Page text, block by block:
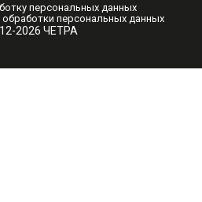
2026 ЧЕТРА
персональных данных
персональных данных